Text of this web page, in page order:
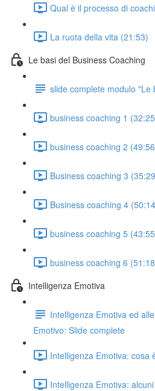
Qual è il processo di
La ruota della vita (21:53)
Le basi del Business Coaching
slide complete modulo "Le
business coaching 1
business coaching 2
Business coaching 3
Business coaching 4
business coaching 5
business coaching 6
Intelligenza Emotiva
Intelligenza Emotiva ed
Emotivo: Slide complete
Intelligenza Emotiva: cosa
Intelligenza Emotiva: